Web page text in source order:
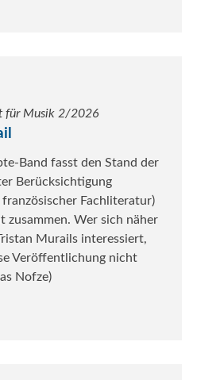
für Musik 2/2026
Band fasst den Stand der
Berücksichtigung
Fachliteratur)
zusammen. Wer sich näher
Murails interessiert,
Veröffentlichung nicht
Nofze)